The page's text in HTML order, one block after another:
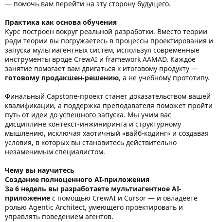
— помочь вам перейти на эту сторону будущего.
Практика как основа обучения
Курс построен вокруг реальной разработки. Вместо теории
ради теории вы погружаетесь в процессы проектирования и
запуска мультиагентных систем, используя современные
инструменты вроде CrewAI и framework AAMAD. Каждое
занятие помогает вам двигаться к итоговому продукту —
готовому продакшен‑решению, а не учебному прототипу.
Финальный Capstone-проект станет доказательством вашей
квалификации, а поддержка преподавателя поможет пройти
путь от идеи до успешного запуска. Мы учим вас
дисциплине контекст-инжиниринга и структурному
мышлению, исключая хаотичный «вайб-кодинг» и создавая
условия, в которых вы становитесь действительно
незаменимым специалистом.
Чему вы научитесь
Создание полноценного AI-приложения
За 6 недель вы разработаете мультиагентное AI-
приложение с помощью CrewAI и Cursor — и овладеете
ролью Agentic Architect, умеющего проектировать и
управлять поведением агентов.